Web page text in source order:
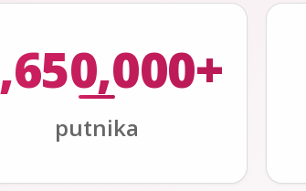
putnika